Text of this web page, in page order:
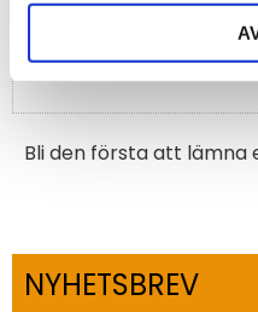
Bli den första att lämna
NYHETSBREV